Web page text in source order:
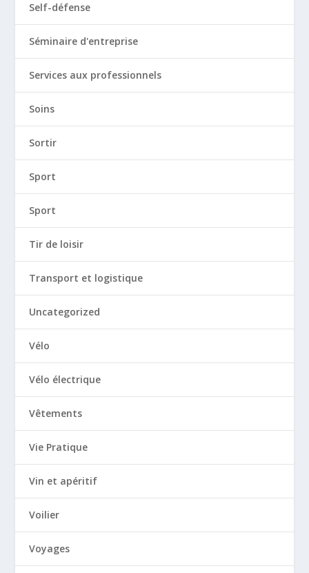
Self-défense
Séminaire d'entreprise
Services aux professionnels
Soins
Sortir
Sport
Sport
Tir de loisir
Transport et logistique
Uncategorized
Vélo
Vélo électrique
Vêtements
Vie Pratique
Vin et apéritif
Voilier
Voyages